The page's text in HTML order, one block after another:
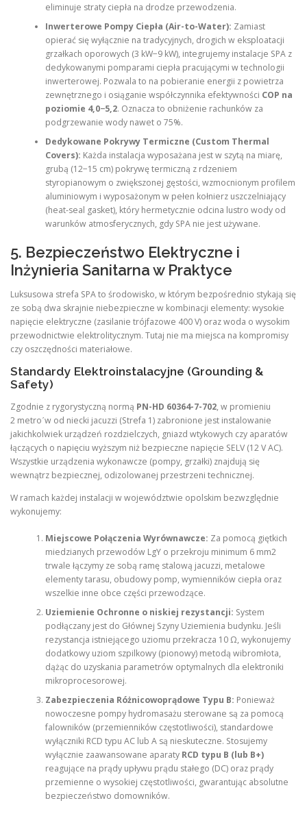
eliminuje straty ciepła na drodze przewodzenia.
Inwerterowe Pompy Ciepła (Air-to-Water): Zamiast
opierać się wyłącznie na tradycyjnych, drogich w eksploatacji
grzałkach oporowych (3 kW−9 kW), integrujemy instalacje SPA z
dedykowanymi pomparami ciepła pracującymi w technologii
inwerterowej. Pozwala to na pobieranie energii z powietrza
zewnętrznego i osiąganie współczynnika efektywności COP na
poziomie 4,0−5,2. Oznacza to obniżenie rachunków za
podgrzewanie wody nawet o 75%.
Dedykowane Pokrywy Termiczne (Custom Thermal
Covers): Każda instalacja wyposażana jest w szytą na miarę,
grubą (12−15 cm) pokrywę termiczną z rdzeniem
styropianowym o zwiększonej gęstości, wzmocnionym profilem
aluminiowym i wyposażonym w pełen kołnierz uszczelniający
(heat-seal gasket), który hermetycznie odcina lustro wody od
warunków atmosferycznych, gdy SPA nie jest używane.
5. Bezpieczeństwo Elektryczne i
Inżynieria Sanitarna w Praktyce
Luksusowa strefa SPA to środowisko, w którym bezpośrednio stykają się
ze sobą dwa skrajnie niebezpieczne w kombinacji elementy: wysokie
napięcie elektryczne (zasilanie trójfazowe 400 V) oraz woda o wysokim
przewodnictwie elektrolitycznym. Tutaj nie ma miejsca na kompromisy
czy oszczędności materiałowe.
Standardy Elektroinstalacyjne (Grounding &
Safety)
Zgodnie z rygorystyczną normą PN-HD 60364-7-702, w promieniu
2 metroˊw od niecki jacuzzi (Strefa 1) zabronione jest instalowanie
jakichkolwiek urządzeń rozdzielczych, gniazd wtykowych czy aparatów
łączących o napięciu wyższym niż bezpieczne napięcie SELV (12 V AC).
Wszystkie urządzenia wykonawcze (pompy, grzałki) znajdują się
wewnątrz bezpiecznej, odizolowanej przestrzeni technicznej.
W ramach każdej instalacji w województwie opolskim bezwzględnie
wykonujemy:
Miejscowe Połączenia Wyrównawcze: Za pomocą giętkich
miedzianych przewodów LgY o przekroju minimum 6 mm2
trwale łączymy ze sobą ramę stalową jacuzzi, metalowe
elementy tarasu, obudowy pomp, wymienników ciepła oraz
wszelkie inne obce części przewodzące.
Uziemienie Ochronne o niskiej rezystancji: System
podłączany jest do Głównej Szyny Uziemienia budynku. Jeśli
rezystancja istniejącego uziomu przekracza 10 Ω, wykonujemy
dodatkowy uziom szpilkowy (pionowy) metodą wibromłota,
dążąc do uzyskania parametrów optymalnych dla elektroniki
mikroprocesorowej.
Zabezpieczenia Różnicowoprądowe Typu B: Ponieważ
nowoczesne pompy hydromasażu sterowane są za pomocą
falowników (przemienników częstotliwości), standardowe
wyłączniki RCD typu AC lub A są nieskuteczne. Stosujemy
wyłącznie zaawansowane aparaty RCD typu B (lub B+)
reagujące na prądy upływu prądu stałego (DC) oraz prądy
przemienne o wysokiej częstotliwości, gwarantując absolutne
bezpieczeństwo domowników.